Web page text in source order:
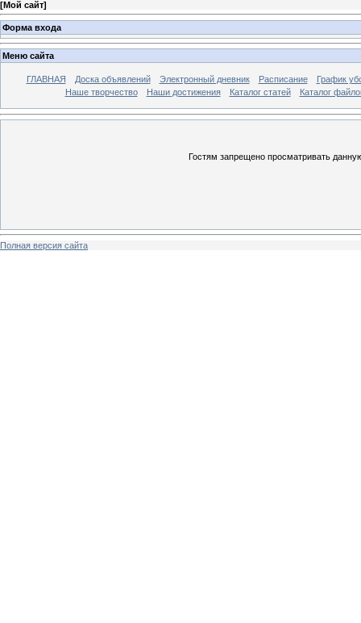
[Мой сайт]
Форма входа
Меню сайта
ГЛАВНАЯ Доска объявлений Электронный дневник Расписание
График
Наше творчество
Наши достижения Каталог статей Каталог
Гостям запрещено просматривать
Полная версия сайта